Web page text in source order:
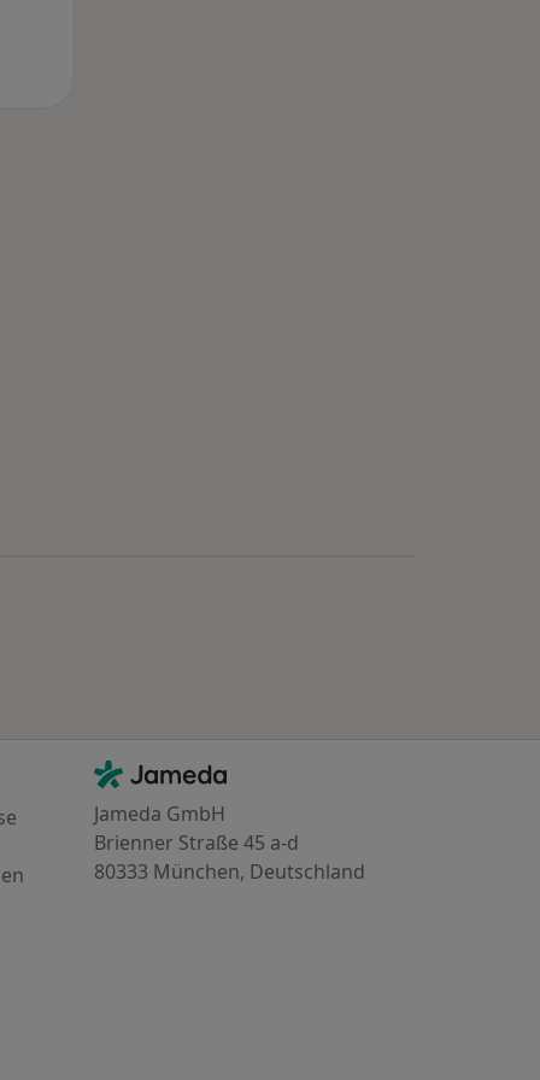
Kontakt
Jameda - Startseite
Jameda GmbH
Brienner Straße 45 a-d
80333 München, Deutschland